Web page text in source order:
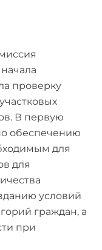
проверку
В первую
обеспечению
для
для
условий
граждан, а
при